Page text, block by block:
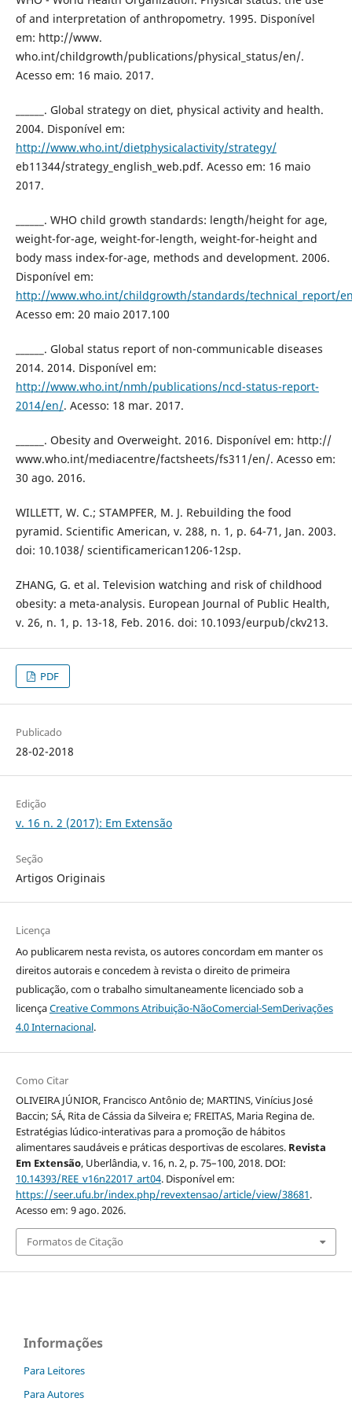
of and interpretation of anthropometry. 1995. Disponível
em: http://www.
who.int/childgrowth/publications/physical_status/en/.
Acesso em: 16 maio. 2017.
______. Global strategy on diet, physical activity and health.
2004. Disponível em:
http://www.who.int/dietphysicalactivity/strategy/
eb11344/strategy_english_web.pdf. Acesso em: 16 maio
2017.
______. WHO child growth standards: length/height for age,
weight-for-age, weight-for-length, weight-for-height and
body mass index-for-age, methods and development. 2006.
Disponível em:
http://www.who.int/childgrowth/standards/technical_report/
Acesso em: 20 maio 2017.100
______. Global status report of non-communicable diseases
2014. 2014. Disponível em:
http://www.who.int/nmh/publications/ncd-status-report-
2014/en/. Acesso: 18 mar. 2017.
______. Obesity and Overweight. 2016. Disponível em: http://
www.who.int/mediacentre/factsheets/fs311/en/. Acesso em:
30 ago. 2016.
WILLETT, W. C.; STAMPFER, M. J. Rebuilding the food
pyramid. Scientific American, v. 288, n. 1, p. 64-71, Jan. 2003.
doi: 10.1038/ scientificamerican1206-12sp.
ZHANG, G. et al. Television watching and risk of childhood
obesity: a meta-analysis. European Journal of Public Health,
v. 26, n. 1, p. 13-18, Feb. 2016. doi: 10.1093/eurpub/ckv213.
PDF
Publicado
28-02-2018
Edição
v. 16 n. 2 (2017): Em Extensão
Seção
Artigos Originais
Licença
Ao publicarem nesta revista, os autores concordam em manter os
direitos autorais e concedem à revista o direito de primeira
publicação, com o trabalho simultaneamente licenciado sob a
licençaCreative Commons Atribuição-NãoComercial-SemDerivações
4.0 Internacional.
Como Citar
OLIVEIRA JÚNIOR, Francisco Antônio de; MARTINS, Vinícius José
Baccin; SÁ, Rita de Cássia da Silveira e; FREITAS, Maria Regina de.
Estratégias lúdico-interativas para a promoção de hábitos
alimentares saudáveis e práticas desportivas de escolares. Revista
Em Extensão, Uberlândia, v. 16, n. 2, p. 75–100, 2018. DOI:
10.14393/REE_v16n22017_art04. Disponível em:
https://seer.ufu.br/index.php/revextensao/article/view/38681.
Acesso em: 9 ago. 2026.
Formatos de Citação
Informações
Para Leitores
Para Autores